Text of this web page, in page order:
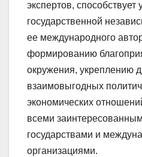
экспертов, способствует
государственной
ее международного
формированию
окружения, укреплению
взаимовыгодных
экономических
всеми
государствами и
организациями.